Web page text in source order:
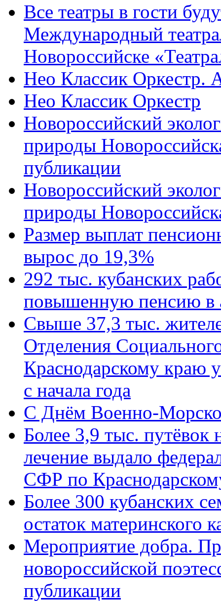
Все театры в гости
Международный
Новороссийске
Нео Классик Оркестр.
Нео Классик Оркестр
Новороссийский
природы
публикации
Новороссийский
природы
Размер выплат
вырос до 19,3%
292 тыс. кубанских
повышенную пенсию в
Свыше 37,3 тыс.
Отделения
Краснодарскому краю
с начала года
C Днём Военно-
Более 3,9 тыс. путёвок
лечение выдало
СФР по
Более 300 кубанских
остаток материнского
Мероприятие добра.
новороссийской
публикации